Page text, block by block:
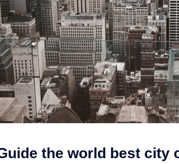
the world best city